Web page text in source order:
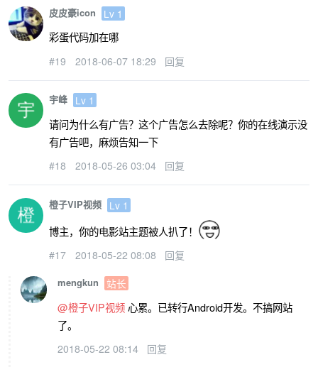
皮皮豪icon Lv 1
彩蛋代码加在哪
#19 2018-06-07 18:29 回复
宇峰 Lv 1
请问为什么有广告？这个广告怎么去除呢？你的在线演示没
有广告吧，麻烦告知一下
#18 2018-05-26 03:04 回复
橙子VIP视频 Lv 1
博主，你的电影站主题被人扒了！
#17 2018-05-22 08:08 回复
mengkun 站长
@橙子VIP视频 心累。已转行Android开发。不搞网站
了。
2018-05-22 08:14 回复